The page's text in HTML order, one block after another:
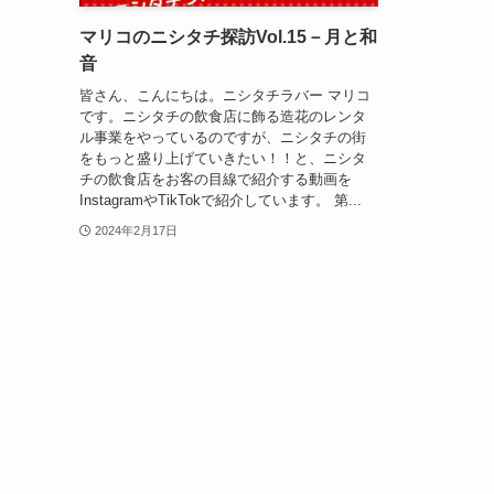
マリコのニシタチ探訪Vol.15－月と和
音
皆さん、こんにちは。ニシタチラバー マリコ
です。ニシタチの飲食店に飾る造花のレンタ
ル事業をやっているのですが、ニシタチの街
をもっと盛り上げていきたい！！と、ニシタ
チの飲食店をお客の目線で紹介する動画を
InstagramやTikTokで紹介しています。 第...
2024年2月17日